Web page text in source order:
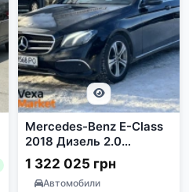
Mercedes-Benz E-Class
2018 Дизель 2.0
Автомат Задний привод
Черный
1 322 025 грн
Автомобили